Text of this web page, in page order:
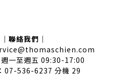
｜聯絡我們｜
一至週五 09:30-17:00
07-536-6237 分機 29